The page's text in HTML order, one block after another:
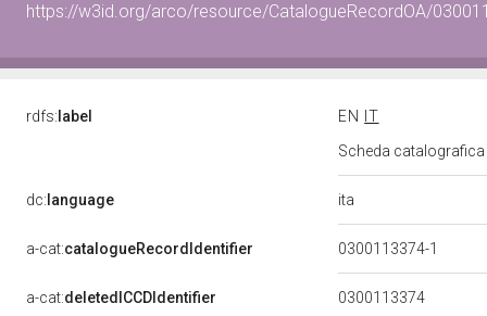
https://w3id.org/arco/resource/CatalogueRecordOA/
rdfs: label EN
IT
Scheda
dc: language ita
a-cat:catalogueRecordIdentifier 0300113374-1
a-cat:deletedICCDIdentifier 0300113374